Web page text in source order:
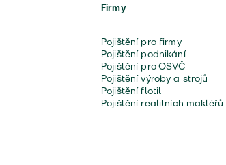
Firmy
Pojištění pro firmy
Pojištění podnikání
Pojištění pro OSVČ
Pojištění výroby a strojů
Pojištění flotil
Pojištění realitních makléřů